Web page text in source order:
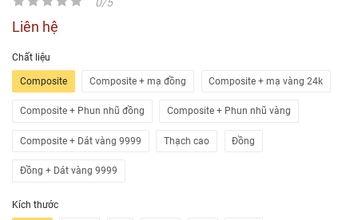
Liên hệ
Chất liệu
Composite Composite + mạ đồng Composite + mạ vàng 24k
Composite + Phun nhũ đồng Composite + Phun nhũ vàng
Composite + Dát vàng 9999 Thạch cao Đồng
Đồng + Dát vàng 9999
Kích thước